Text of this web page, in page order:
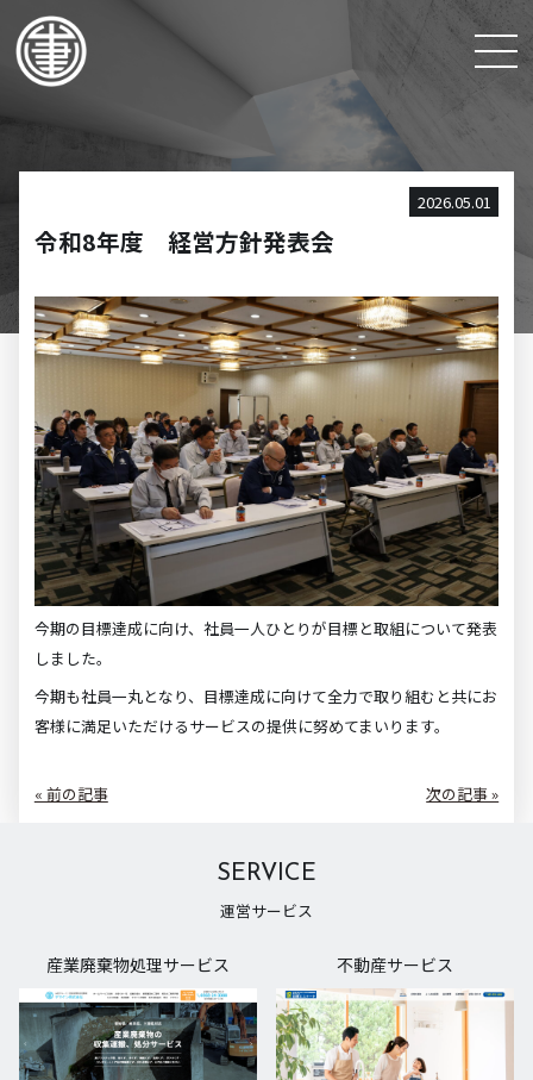
2026.05.01
令和8年度 経営方針発表会
今期の目標達成に向け、社員一人ひとりが目標と取組について発表
しました。
今期も社員一丸となり、目標達成に向けて全力で取り組むと共にお
客様に満足いただけるサービスの提供に努めてまいります。
« 前の記事 次の記事 »
SERVICE
運営サービス
産業廃棄物処理サービス 不動産サービス